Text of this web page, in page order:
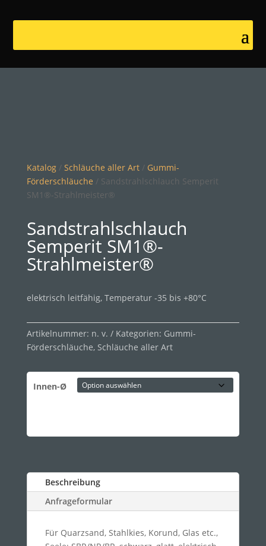
Katalog/ Schläuche aller Art/ Gummi-
Förderschläuche / Sandstrahlschlauch Semperit
SM1®-Strahlmeister®
Sandstrahlschlauch
Semperit SM1®-
Strahlmeister®
elektrisch leitfähig, Temperatur -35 bis +80°C
Artikelnummer: n. v. Kategorien: Gummi-
Förderschläuche, Schläuche aller Art
Innen-Ø
Beschreibung
Anfrageformular
Für Quarzsand, Stahlkies, Korund, Glas etc.,